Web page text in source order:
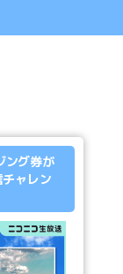
ング券が
ャレン